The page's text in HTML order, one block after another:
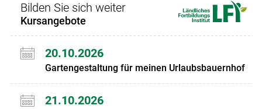
Bilden Sie sich weiter
Kursangebote
20.10.2026
Gartengestaltung für meinen Urlaubsbauernhof
21.10.2026